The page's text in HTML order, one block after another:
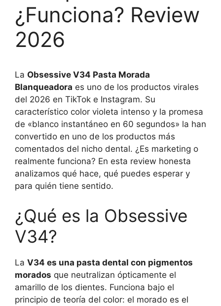
¿Funciona? Review
2026
La Obsessive V34 Pasta Morada
Blanqueadora es uno de los productos virales
del 2026 en TikTok e Instagram. Su
característico color violeta intenso y la promesa
de «blanco instantáneo en 60 segundos» la han
convertido en uno de los productos más
comentados del nicho dental. ¿Es marketing o
realmente funciona? En esta review honesta
analizamos qué hace, qué puedes esperar y
para quién tiene sentido.
¿Qué es la Obsessive
V34?
La V34 es una pasta dental con pigmentos
morados que neutralizan ópticamente el
amarillo de los dientes. Funciona bajo el
principio de teoría del color: el morado es el